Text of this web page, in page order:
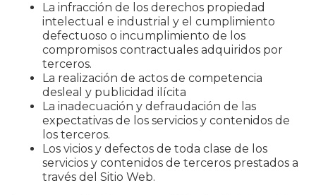
La infracción de los derechos propiedad
intelectual e industrial y el cumplimiento
defectuoso o incumplimiento de los
compromisos contractuales adquiridos por
terceros.
La realización de actos de competencia
desleal y publicidad ilícita
La inadecuación y defraudación de las
expectativas de los servicios y contenidos de
los terceros.
Los vicios y defectos de toda clase de los
servicios y contenidos de terceros prestados a
través del Sitio Web.